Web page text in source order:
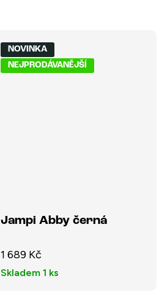
NOVINKA
NEJPRODÁVANĚJŠÍ
Jampi Abby černá
1 689 Kč
Skladem 1 ks